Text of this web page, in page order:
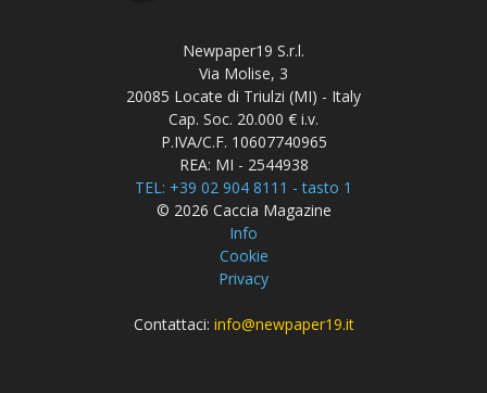
Newpaper19 S.r.l.
Via Molise, 3
20085 Locate di Triulzi (MI) - Italy
Cap. Soc. 20.000 € i.v.
P.IVA/C.F. 10607740965
REA: MI - 2544938
TEL: +39 02 904 8111 - tasto 1
© 2026 Caccia Magazine
Info
Cookie
Privacy
Contattaci: info@newpaper19.it